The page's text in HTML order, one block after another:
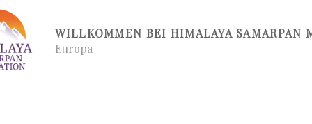
WILLKOMMEN BEI HIMALAYA SAMARPAN
Europa